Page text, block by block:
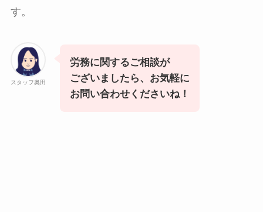
す。
スタッフ奥田
労務に関するご相談が
ございましたら、お気軽に
お問い合わせくださいね！